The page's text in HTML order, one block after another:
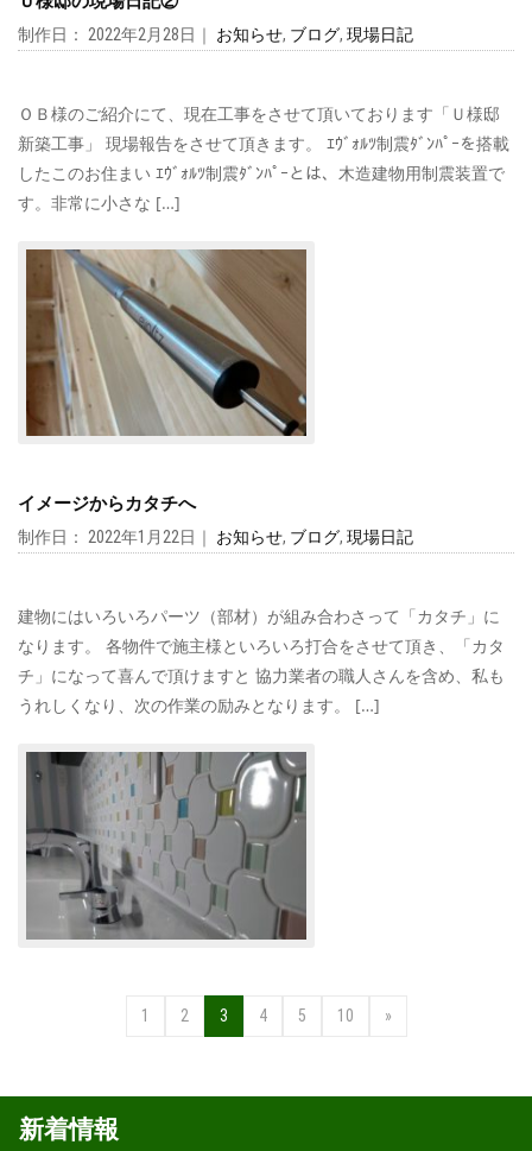
制作日： 2022年2月28日｜ お知らせ, ブログ, 現場日記
ＯＢ様のご紹介にて、現在工事をさせて頂いております「Ｕ様邸
新築工事」 現場報告をさせて頂きます。 ｴｳﾞｫﾙﾂ制震ﾀﾞﾝﾊﾟｰを搭載
したこのお住まい ｴｳﾞｫﾙﾂ制震ﾀﾞﾝﾊﾟｰとは、木造建物用制震装置で
す。非常に小さな […]
イメージからカタチへ
制作日： 2022年1月22日｜ お知らせ, ブログ, 現場日記
建物にはいろいろパーツ（部材）が組み合わさって「カタチ」に
なります。 各物件で施主様といろいろ打合をさせて頂き、「カタ
チ」になって喜んで頂けますと 協力業者の職人さんを含め、私も
うれしくなり、次の作業の励みとなります。 […]
1 2 3 4 5 10 »
新着情報